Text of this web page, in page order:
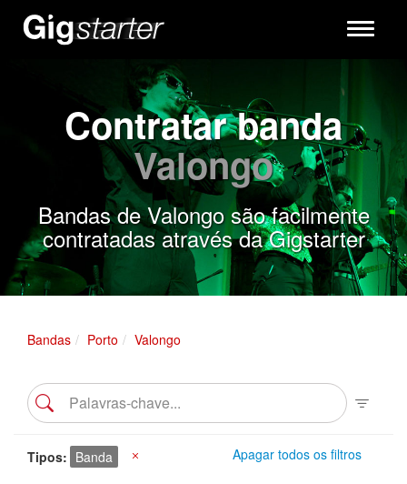
Toggle
Contratar banda
Valongo
Bandas de Valongo são facilmente
contratadas através da Gigstarter
Bandas Porto Valongo
Apagar todos os filtros
Tipos Banda